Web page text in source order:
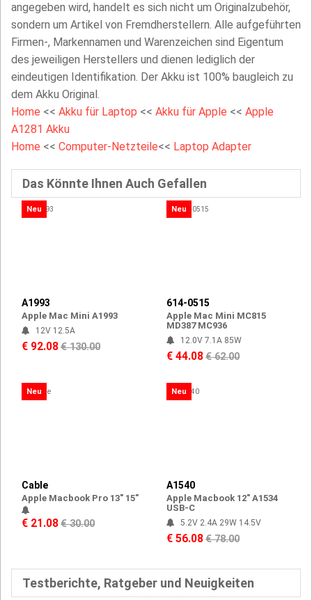
angegeben wird, handelt es sich nicht um Originalzubehör,
sondern um Artikel von Fremdherstellern. Alle aufgeführten
Firmen-, Markennamen und Warenzeichen sind Eigentum
des jeweiligen Herstellers und dienen lediglich der
eindeutigen Identifikation. Der Akku ist 100% baugleich zu
dem Akku Original.
Home << Akku für Laptop << Akku für Apple << Apple
A1281 Akku
Home << Computer-Netzteile<< Laptop Adapter
Das Könnte Ihnen Auch Gefallen
Neu
A1993
Apple Mac Mini A1993
12V 12.5A
€ 92.08€ 130.00
Neu
614-0515
Apple Mac Mini MC815
MD387 MC936
12.0V 7.1A 85W
€ 44.08€ 62.00
Neu
Cable
Apple Macbook Pro 13" 15"
€ 21.08€ 30.00
Neu
A1540
Apple Macbook 12" A1534
USB-C
5.2V 2.4A 29W 14.5V
€ 56.08€ 78.00
Testberichte, Ratgeber und Neuigkeiten